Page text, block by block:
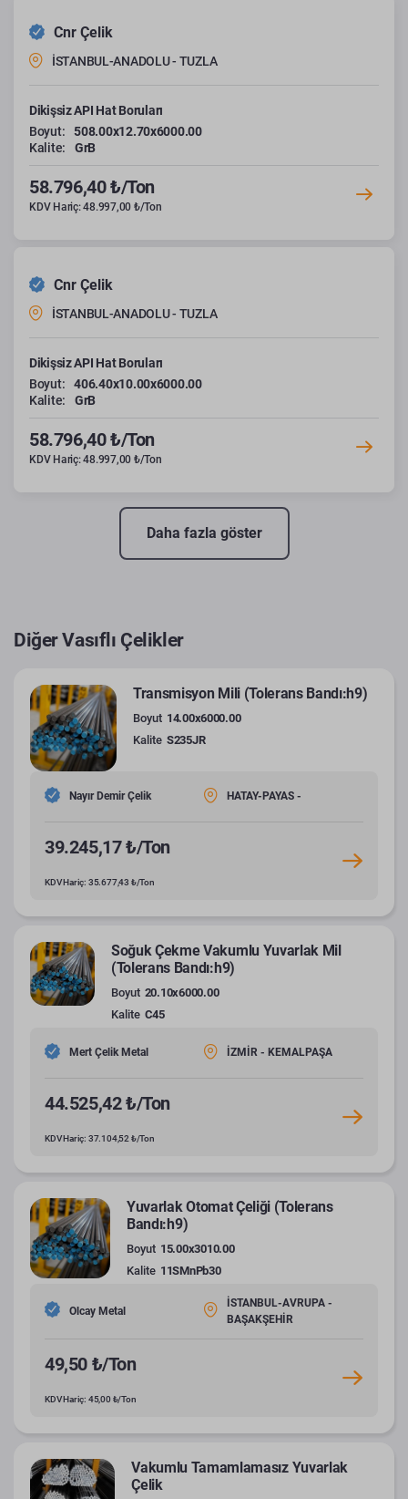
Cnr Çelik
İSTANBUL-ANADOLU - TUZLA
Dikişsiz API Hat Boruları
Boyut:
508.00x12.70x6000.00
Kalite:
GrB
58.796,40 ₺/Ton
KDV Hariç: 48.997,00 ₺/Ton
Cnr Çelik
İSTANBUL-ANADOLU - TUZLA
Dikişsiz API Hat Boruları
Boyut:
406.40x10.00x6000.00
Kalite:
GrB
58.796,40 ₺/Ton
KDV Hariç: 48.997,00 ₺/Ton
Daha fazla göster
Diğer Vasıflı Çelikler
Transmisyon Mili (Tolerans Bandı:h9)
Boyut 14.00x6000.00
Kalite S235JR
Nayır Demir Çelik HATAY-PAYAS -
39.245,17 ₺/Ton
KDV Hariç: 35.677,43 ₺/Ton
Soğuk Çekme Vakumlu Yuvarlak Mil
(Tolerans Bandı:h9)
Boyut 20.10x6000.00
Kalite C45
Mert Çelik Metal İZMİR - KEMALPAŞA
44.525,42 ₺/Ton
KDV Hariç: 37.104,52 ₺/Ton
Yuvarlak Otomat Çeliği (Tolerans
Bandı:h9)
Boyut 15.00x3010.00
Kalite 11SMnPb30
Olcay Metal
İSTANBUL-AVRUPA -
BAŞAKŞEHİR
49,50 ₺/Ton
KDV Hariç: 45,00 ₺/Ton
Vakumlu Tamamlamasız Yuvarlak
Çelik